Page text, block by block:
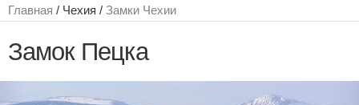
Главная / Чехия / Замки Чехии
Замок Пецка